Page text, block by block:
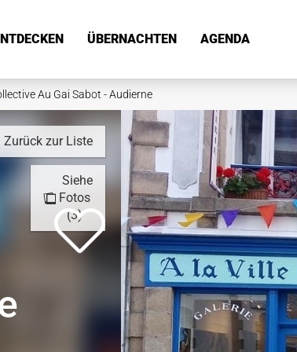
ÜBERNACHTEN AGENDA
Au Gai Sabot - Audierne
Zurück zur Liste
Siehe
Fotos
(3)